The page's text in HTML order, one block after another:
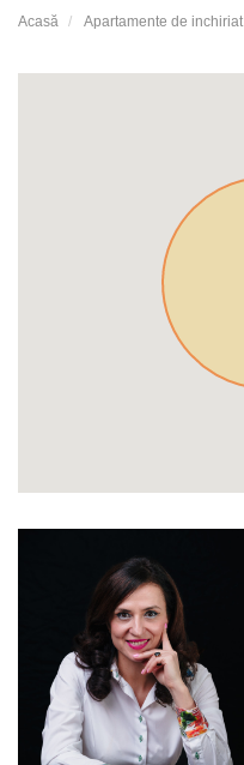
Acasă Apartamente de inchiriat